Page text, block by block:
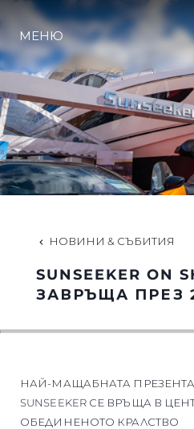
ОЦЕНЕТЕ
МЕНЮ
НОВИНИ & СЪБИТИЯ
SUNSEEKER ON
ЗАВРЪЩА ПРЕЗ
НАЙ-МАЩАБНАТА
SUNSEEKER СЕ ВРЪЩА В
ОБЕДИНЕНОТО КРАЛСТВО